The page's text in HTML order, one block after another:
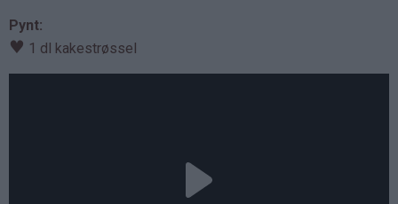
Pynt:
♥ 1 dl kakestrøssel